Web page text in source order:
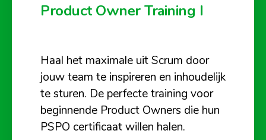
Product Owner Training I
Haal het maximale uit Scrum door
jouw team te inspireren en inhoudelijk
te sturen. De perfecte training voor
beginnende Product Owners die hun
PSPO certificaat willen halen.